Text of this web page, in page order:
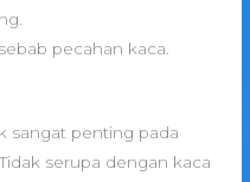
pecahan kaca.
sangat penting pada
serupa dengan kaca